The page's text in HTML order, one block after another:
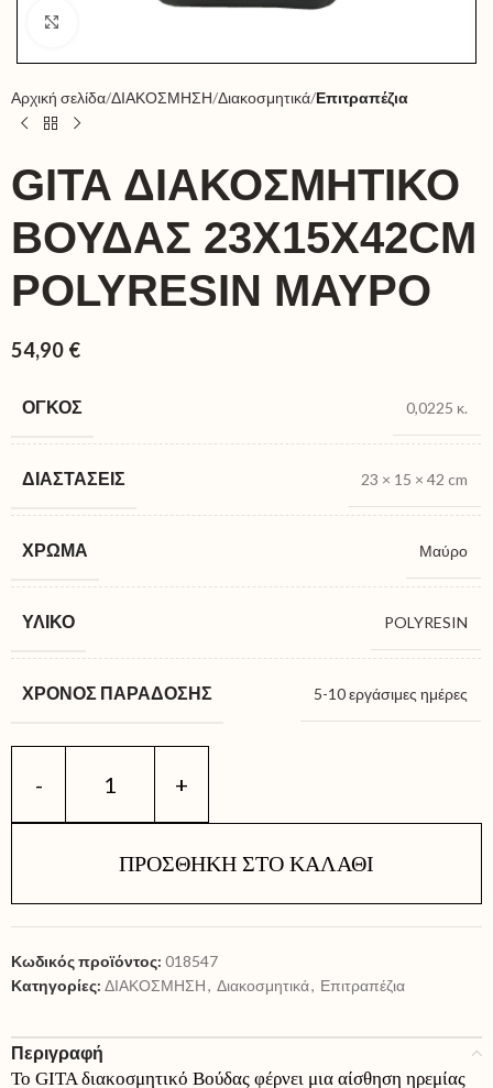
Αρχική σελίδα ΔΙΑΚΟΣΜΗΣΗ Διακοσμητικά Επιτραπέζια
GITA ΔΙΑΚΟΣΜΗΤΙΚΟ
ΒΟΥΔΑΣ 23X15X42CM
POLYRESIN ΜΑΥΡΟ
54,90 €
ΌΓΚΟΣ 0,0225 κ.
ΔΙΑΣΤΆΣΕΙΣ 23 × 15 × 42 cm
ΧΡΏΜΑ Μαύρο
ΥΛΙΚΌ POLYRESIN
ΧΡΌΝΟΣ ΠΑΡΆΔΟΣΗΣ 5-10 εργάσιμες ημέρες
ΠΡΟΣΘΉΚΗ ΣΤΟ ΚΑΛΆΘΙ
Κωδικός προϊόντος: 018547
Κατηγορίες: ΔΙΑΚΟΣΜΗΣΗ, Διακοσμητικά, Επιτραπέζια
Περιγραφή
Το GITA διακοσμητικό Βούδας φέρνει μια αίσθηση ηρεμίας